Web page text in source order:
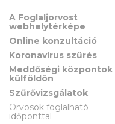
A Foglaljorvost
webhelytérképe
Online konzultáció
Koronavírus szűrés
Meddőségi központok
külföldön
Szűrővizsgálatok
Orvosok foglalható
időponttal